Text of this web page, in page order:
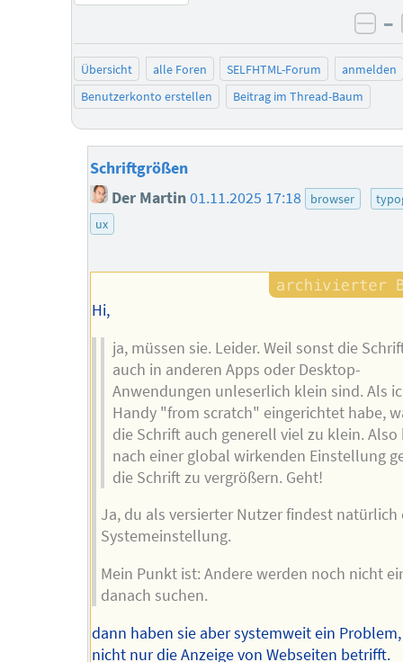
–
Übersicht alle Foren SELFHTML-Forum
anmelden
Benutzerkonto erstellen
Beitrag im Thread-Baum
Schriftgrößen
Der Martin 01.11.2025 17:18 browser
ux
Hi,
ja, müssen sie. Leider. Weil sonst die
auch in anderen Apps oder Desktop-
Anwendungen unleserlich klein sind. Als
Handy "from scratch" eingerichtet habe,
die Schrift auch generell viel zu klein. Also
nach einer global wirkenden Einstellung
die Schrift zu vergrößern. Geht!
Ja, du als versierter Nutzer findest natürlich
Systemeinstellung.
Mein Punkt ist: Andere werden noch nicht
danach suchen.
dann haben sie aber systemweit ein
nicht nur die Anzeige von Webseiten betrifft.